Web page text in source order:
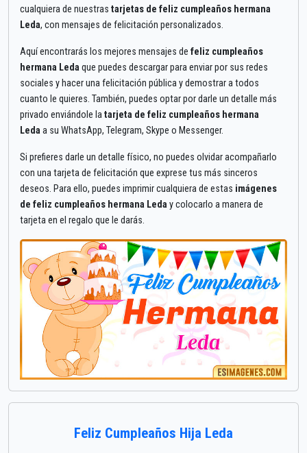
cualquiera de nuestras tarjetas de feliz cumpleaños hermana
Leda, con mensajes de felicitación personalizados.
Aquí encontrarás los mejores mensajes de feliz cumpleaños
hermana Leda que puedes descargar para enviar por sus redes
sociales y hacer una felicitación pública y demostrar a todos
cuanto le quieres. También, puedes optar por darle un detalle más
privado enviándole latarjeta de feliz cumpleaños hermana
Leda a su WhatsApp, Telegram, Skype o Messenger.
Si prefieres darle un detalle físico, no puedes olvidar acompañarlo
con una tarjeta de felicitación que exprese tus más sinceros
deseos. Para ello, puedes imprimir cualquiera de estas imágenes
de feliz cumpleaños hermana Leda y colocarlo a manera de
tarjeta en el regalo que le darás.
Feliz Cumpleaños Hija Leda